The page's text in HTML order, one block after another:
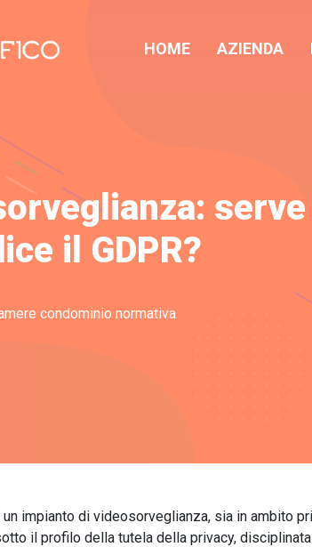
HOME AZIENDA
il GDPR?
condominio normativa
un impianto di videosorveglianza, sia in ambito
il profilo della tutela della privacy,